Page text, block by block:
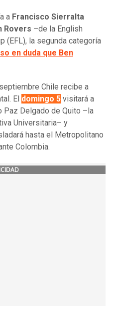
a Francisco Sierralta
Rovers –de la English
(EFL), la segunda categoría
en duda que Ben
Chile recibe a
El domingo 5 visitará a
Paz Delgado de Quito –la
Universitaria– y
hasta el Metropolitano
Colombia.